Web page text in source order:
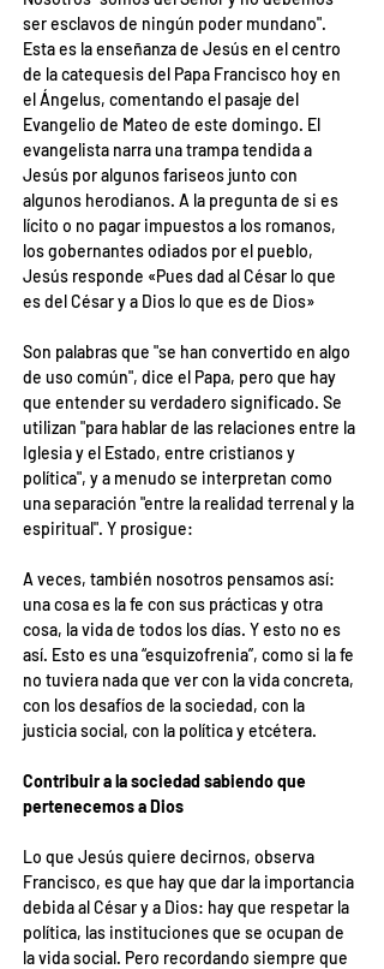
ser esclavos de ningún poder mundano".
Esta es la enseñanza de Jesús en el centro
de la catequesis del Papa Francisco hoy en
el Ángelus, comentando el pasaje del
Evangelio de Mateo de este domingo. El
evangelista narra una trampa tendida a
Jesús por algunos fariseos junto con
algunos herodianos. A la pregunta de si es
lícito o no pagar impuestos a los romanos,
los gobernantes odiados por el pueblo,
Jesús responde «Pues dad al César lo que
es del César y a Dios lo que es de Dios»
Son palabras que "se han convertido en algo
de uso común", dice el Papa, pero que hay
que entender su verdadero significado. Se
utilizan "para hablar de las relaciones entre la
Iglesia y el Estado, entre cristianos y
política", y a menudo se interpretan como
una separación "entre la realidad terrenal y la
espiritual". Y prosigue:
A veces, también nosotros pensamos así:
una cosa es la fe con sus prácticas y otra
cosa, la vida de todos los días. Y esto no es
así. Esto es una “esquizofrenia”, como si la fe
no tuviera nada que ver con la vida concreta,
con los desafíos de la sociedad, con la
justicia social, con la política y etcétera.
Contribuir a la sociedad sabiendo que
pertenecemos a Dios
Lo que Jesús quiere decirnos, observa
Francisco, es que hay que dar la importancia
debida al César y a Dios: hay que respetar la
política, las instituciones que se ocupan de
la vida social. Pero recordando siempre que